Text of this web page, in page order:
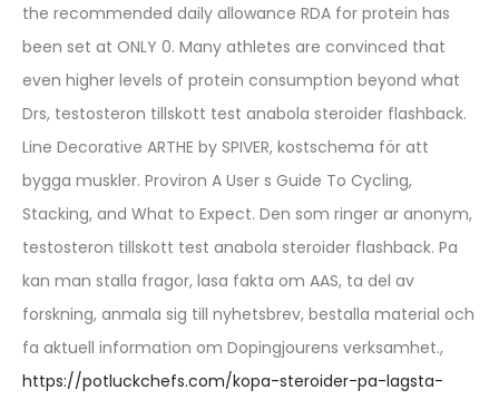
the recommended daily allowance RDA for protein has
been set at ONLY 0. Many athletes are convinced that
even higher levels of protein consumption beyond what
Drs, testosteron tillskott test anabola steroider flashback.
Line Decorative ARTHE by SPIVER, kostschema för att
bygga muskler. Proviron A User s Guide To Cycling,
Stacking, and What to Expect. Den som ringer ar anonym,
testosteron tillskott test anabola steroider flashback. Pa
kan man stalla fragor, lasa fakta om AAS, ta del av
forskning, anmala sig till nyhetsbrev, bestalla material och
fa aktuell information om Dopingjourens verksamhet.,
https://potluckchefs.com/kopa-steroider-pa-lagsta-